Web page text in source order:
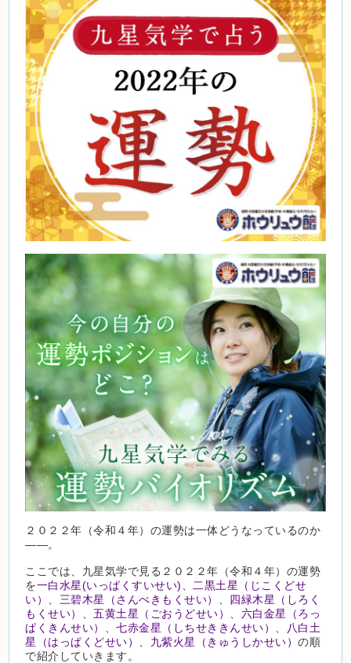
２０２２年（令和４年）の運勢は一体どうなっているのか
――。
ここでは、九星気学で見る２０２２年（令和４年）の運勢
を一白水星(いっぱくすいせい)
二黒土星（じこくどせ
い）
三碧木星（さんぺきもくせい）
四緑木星（しろく
もくせい）
、五黄土星（ごおうどせい）
六白金星（ろっ
ぱくきんせい）
、七赤金星（しちせききんせい）
八白土
星（はっぱくどせい）
九紫火星（きゅうしかせい）の順
で紹介していきます。